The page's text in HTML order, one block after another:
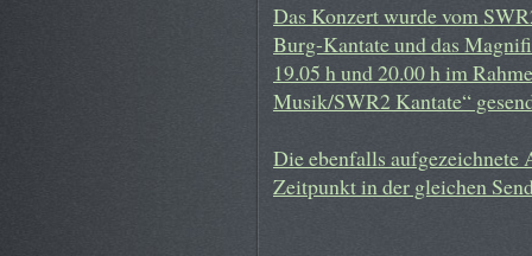
Das Konzert wurde vom
Burg-Kantate und das
19.05 h und 20.00 h im
Musik/SWR2 Kantate“
Die ebenfalls aufgezeichnete
Zeitpunkt in der gleichen